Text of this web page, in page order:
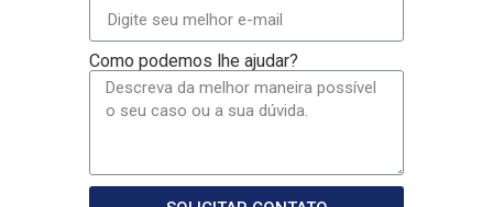
Como podemos lhe ajudar?